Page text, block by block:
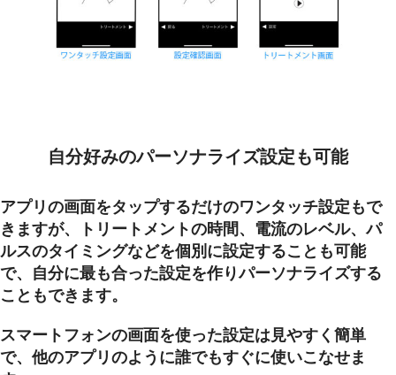
自分好みのパーソナライズ設定も可能
アプリの画面をタップするだけのワンタッチ設定もで
きますが、トリートメントの時間、電流のレベル、パ
ルスのタイミングなどを個別に設定することも可能
で、自分に最も合った設定を作りパーソナライズする
こともできます。
スマートフォンの画面を使った設定は見やすく簡単
で、他のアプリのように誰でもすぐに使いこなせま